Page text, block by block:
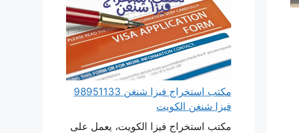
مكتب استخراج فيزا شنغن 98951133
فيزا شنغن الكويت
مكتب استخراج فيزا الكويت، يعمل على